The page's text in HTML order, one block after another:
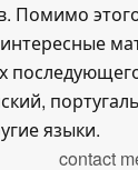
Помимо
языки.
contact